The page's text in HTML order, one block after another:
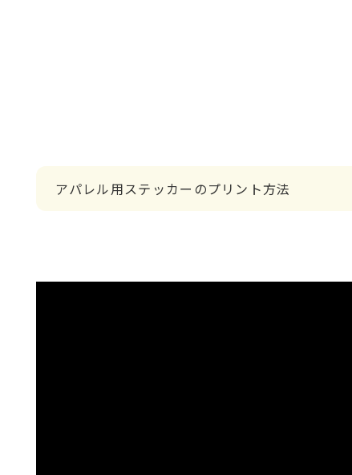
アパレル用ステッカーのプリント方法